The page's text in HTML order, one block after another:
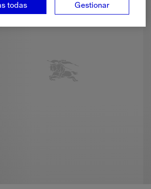
Gestionar
todas